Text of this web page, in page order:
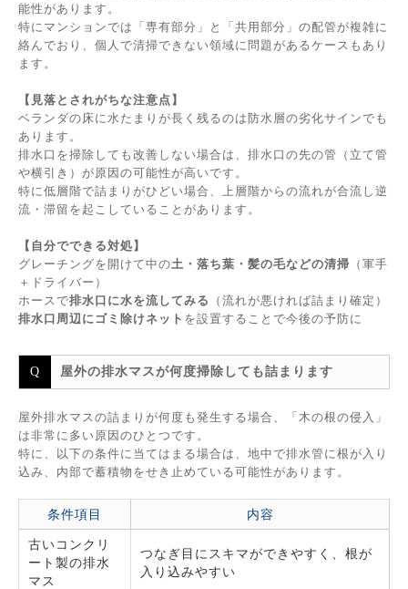
能性があります。
特にマンションでは「専有部分」と「共用部分」の配管が複雑に
絡んでおり、個人で清掃できない領域に問題があるケースもあり
ます。
【見落とされがちな注意点】
ベランダの床に水たまりが長く残るのは防水層の劣化サインでも
あります。
排水口を掃除しても改善しない場合は、排水口の先の管（立て管
や横引き）が原因の可能性が高いです。
特に低層階で詰まりがひどい場合、上層階からの流れが合流し逆
流・滞留を起こしていることがあります。
【自分でできる対処】
グレーチングを開けて中の土・落ち葉・髪の毛などの清掃 （軍手
＋ドライバー）
ホースで排水口に水を流してみる
（流れが悪ければ詰まり確定）
排水口周辺にゴミ除けネット を設置することで今後の予防に
屋外の排水マスが何度掃除しても詰まります
屋外排水マスの詰まりが何度も発生する場合、「木の根の侵入」
は非常に多い原因のひとつです。
特に、以下の条件に当てはまる場合は、地中で排水管に根が入り
込み、内部で蓄積物をせき止めている可能性があります。
条件項目
内容
古いコンクリ
ート製の排水
マス
つなぎ目にスキマができやすく、根が
入り込みやすい